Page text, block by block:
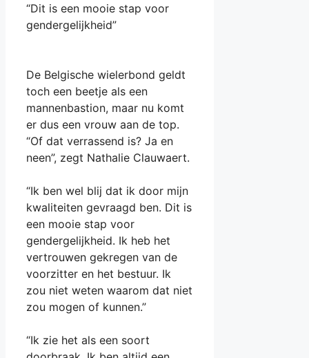
“Dit is een mooie stap voor
gendergelijkheid”
De Belgische wielerbond geldt
toch een beetje als een
mannenbastion, maar nu komt
er dus een vrouw aan de top.
“Of dat verrassend is? Ja en
neen”, zegt Nathalie Clauwaert.
“Ik ben wel blij dat ik door mijn
kwaliteiten gevraagd ben. Dit is
een mooie stap voor
gendergelijkheid. Ik heb het
vertrouwen gekregen van de
voorzitter en het bestuur. Ik
zou niet weten waarom dat niet
zou mogen of kunnen.”
“Ik zie het als een soort